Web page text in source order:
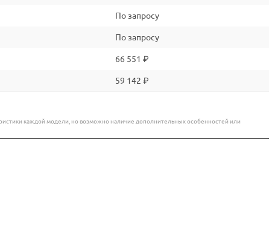
По запросу
По запросу
66 551 ₽
59 142 ₽
каждой модели, но возможно наличие дополнительных особенностей или